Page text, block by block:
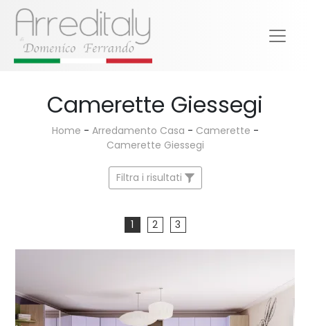
Camerette Giessegi
Home - Arredamento Casa - Camerette -
Camerette Giessegi
Filtra i risultati
1 2 3